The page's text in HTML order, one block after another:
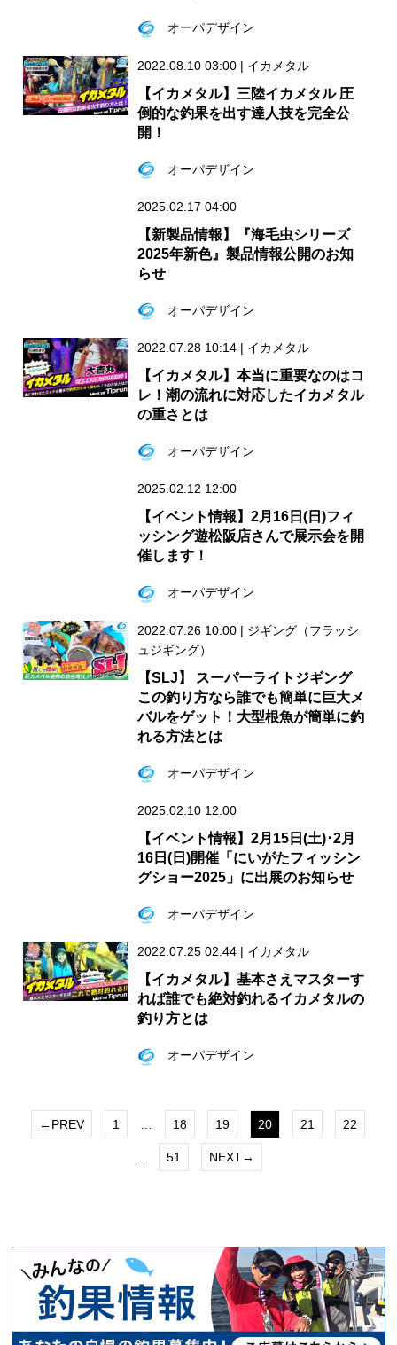
オーパデザイン
2022.08.10 03:00 | イカメタル
【イカメタル】三陸イカメタル 圧
倒的な釣果を出す達人技を完全公
開！
オーパデザイン
2025.02.17 04:00
【新製品情報】『海毛虫シリーズ
2025年新色』製品情報公開のお知
らせ
オーパデザイン
2022.07.28 10:14 | イカメタル
【イカメタル】本当に重要なのはコ
レ！潮の流れに対応したイカメタル
の重さとは
オーパデザイン
2025.02.12 12:00
【イベント情報】2月16日(日)フィ
ッシング遊松阪店さんで展示会を開
催します！
オーパデザイン
2022.07.26 10:00 | ジギング（フラッシ
ュジギング）
【SLJ】 スーパーライトジギング
この釣り方なら誰でも簡単に巨大メ
バルをゲット！大型根魚が簡単に釣
れる方法とは
オーパデザイン
2025.02.10 12:00
【イベント情報】2月15日(土)･2月
16日(日)開催「にいがたフィッシン
グショー2025」に出展のお知らせ
オーパデザイン
2022.07.25 02:44 | イカメタル
【イカメタル】基本さえマスターす
れば誰でも絶対釣れるイカメタルの
釣り方とは
オーパデザイン
←PREV 1 18 19 20 21 22
51 NEXT→